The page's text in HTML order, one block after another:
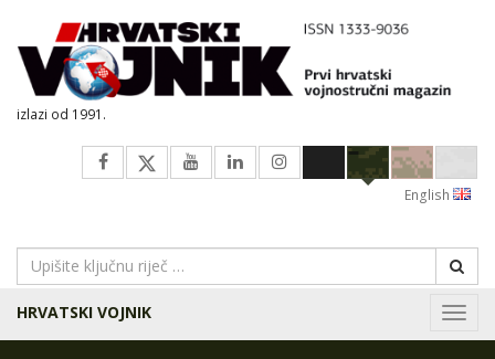
izlazi od 1991.
English
HRVATSKI VOJNIK